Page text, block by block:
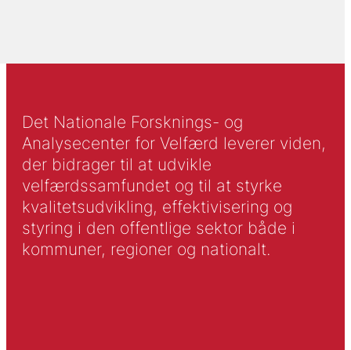
Det Nationale Forsknings- og
Analysecenter for Velfærd leverer viden,
der bidrager til at udvikle
velfærdssamfundet og til at styrke
kvalitetsudvikling, effektivisering og
styring i den offentlige sektor både i
kommuner, regioner og nationalt.